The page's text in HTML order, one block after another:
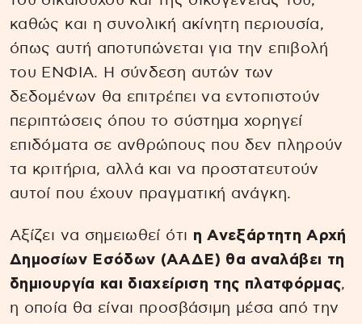
καθώς και η συνολική ακίνητη περιουσία,
όπως αυτή αποτυπώνεται για την επιβολή
του ΕΝΦΙΑ. Η σύνδεση αυτών των
δεδομένων θα επιτρέπει να εντοπιστούν
περιπτώσεις όπου το σύστημα χορηγεί
επιδόματα σε ανθρώπους που δεν πληρούν
τα κριτήρια, αλλά και να προστατευτούν
αυτοί που έχουν πραγματική ανάγκη.
Αξίζει να σημειωθεί ότι η Ανεξάρτητη Αρχή
Δημοσίων Εσόδων (ΑΑΔΕ) θα αναλάβει τη
δημιουργία και διαχείριση της πλατφόρμας,
η οποία θα είναι προσβάσιμη μέσα από την